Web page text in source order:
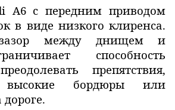
A6 с передним приводом
в виде низкого клиренса.
между днищем и
способность
препятствия,
бордюры или